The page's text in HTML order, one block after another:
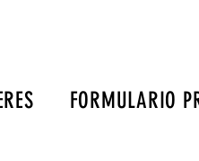
FORMULARIO